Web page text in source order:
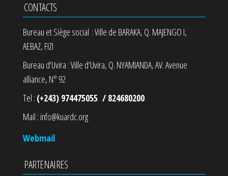
CONTACTS
Bureau et Siège social : Ville de BARAKA, Q. MAJENGO I,
AEBAZ, FIZI
Bureau d’Uvira : Ville d’Uvira, Q. NYAMIANDA, AV. Avenue
alliance, N° 92
Tel : (+243) 974475055 / 824680200
Mail : info@kuardc.org
Webmail
PARTENAIRES